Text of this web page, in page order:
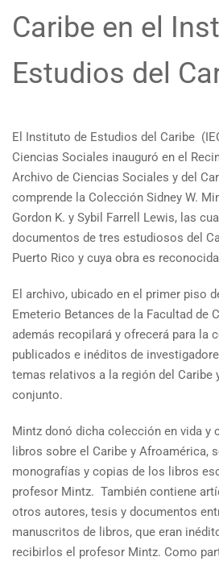
Caribe en el
Estudios del
El Instituto de Estudios del Caribe
Ciencias Sociales inauguró en el
Archivo de Ciencias Sociales y del
comprende la Colección Sidney W.
Gordon K. y Sybil Farrell Lewis, las
documentos de tres estudiosos del
Puerto Rico y cuya obra es
El archivo, ubicado en el primer piso
Emeterio Betances de la Facultad de
además recopilará y ofrecerá para la
publicados e inéditos de
temas relativos a la región del Caribe
conjunto.
Mintz donó dicha colección en vida y
libros sobre el Caribe y Afroamérica,
monografías y copias de los libros
profesor Mintz. También contiene
otros autores, tesis y documentos
manuscritos de libros, que eran
recibirlos el profesor Mintz. Como